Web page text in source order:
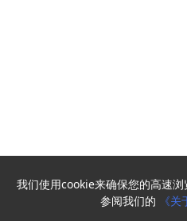
Powered
我们使用cookie来确保您的高速
参阅我们的
《